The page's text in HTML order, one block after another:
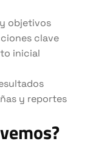
objetivos
clave
inicial
y reportes